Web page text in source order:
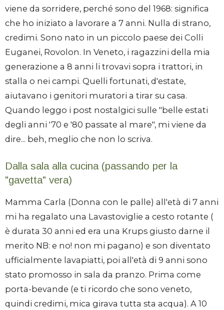
viene da sorridere, perché sono del 1968: significa
che ho iniziato a lavorare a 7 anni. Nulla di strano,
credimi. Sono nato in un piccolo paese dei Colli
Euganei, Rovolon. In Veneto, i ragazzini della mia
generazione a 8 anni li trovavi sopra i trattori, in
stalla o nei campi. Quelli fortunati, d'estate,
aiutavano i genitori muratori a tirar su casa.
Quando leggo i post nostalgici sulle "belle estati
degli anni '70 e '80 passate al mare", mi viene da
dire... beh, meglio che non lo scriva.
Dalla sala alla cucina (passando per la
"gavetta" vera)
Mamma Carla (Donna con le palle) all'età di 7 anni
mi ha regalato una Lavastoviglie a cesto rotante (
è durata 30 anni ed era una Krups giusto darne il
merito NB: e no! non mi pagano) e son diventato
ufficialmente lavapiatti, poi all'età di 9 anni sono
stato promosso in sala da pranzo. Prima come
porta-bevande (e ti ricordo che sono veneto,
quindi credimi, mica girava tutta sta acqua). A 10